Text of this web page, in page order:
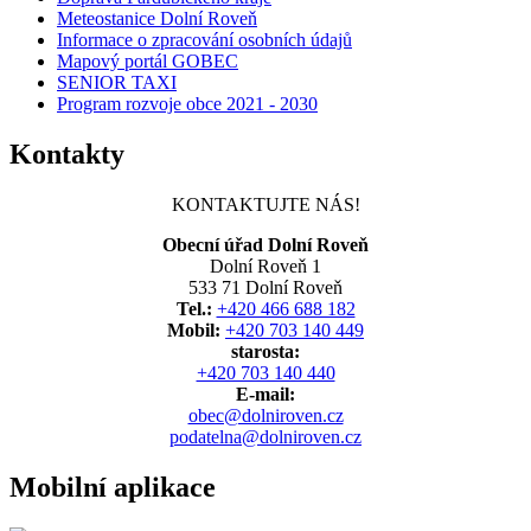
Meteostanice Dolní Roveň
Informace o zpracování osobních údajů
Mapový portál GOBEC
SENIOR TAXI
Program rozvoje obce 2021 - 2030
Kontakty
KONTAKTUJTE NÁS!
Obecní úřad Dolní Roveň
Dolní Roveň 1
533 71 Dolní Roveň
Tel.: +420 466 688 182
Mobil: +420 703 140 449
starosta:
+420 703 140 440
E-mail:
obec@dolniroven.cz
podatelna@dolniroven.cz
Mobilní aplikace